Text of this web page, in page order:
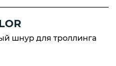
шнур для троллинга